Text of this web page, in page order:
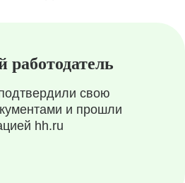
свою
и прошли
hh.ru